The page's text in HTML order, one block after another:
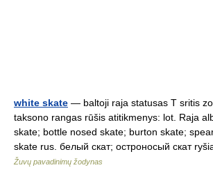
white skate — baltoji raja statusas T sritis
taksono rangas rūšis atitikmenys: lot. Raja
skate; bottle nosed skate; burton skate;
skate rus. белый скат; остроносый скат
Žuvų pavadinimų žodynas